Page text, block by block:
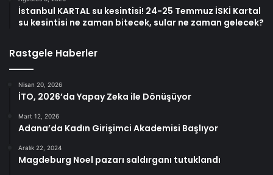
İstanbul KARTAL su kesintisi! 24-25 Temmuz İSKİ Kartal
su kesintisi ne zaman bitecek, sular ne zaman gelecek?
Rastgele Haberler
Nisan 20, 2026
İTO, 2026’da Yapay Zeka ile Dönüşüyor
Mart 12, 2026
Adana’da Kadın Girişimci Akademisi Başlıyor
Aralık 22, 2024
Magdeburg Noel pazarı saldırganı tutuklandı